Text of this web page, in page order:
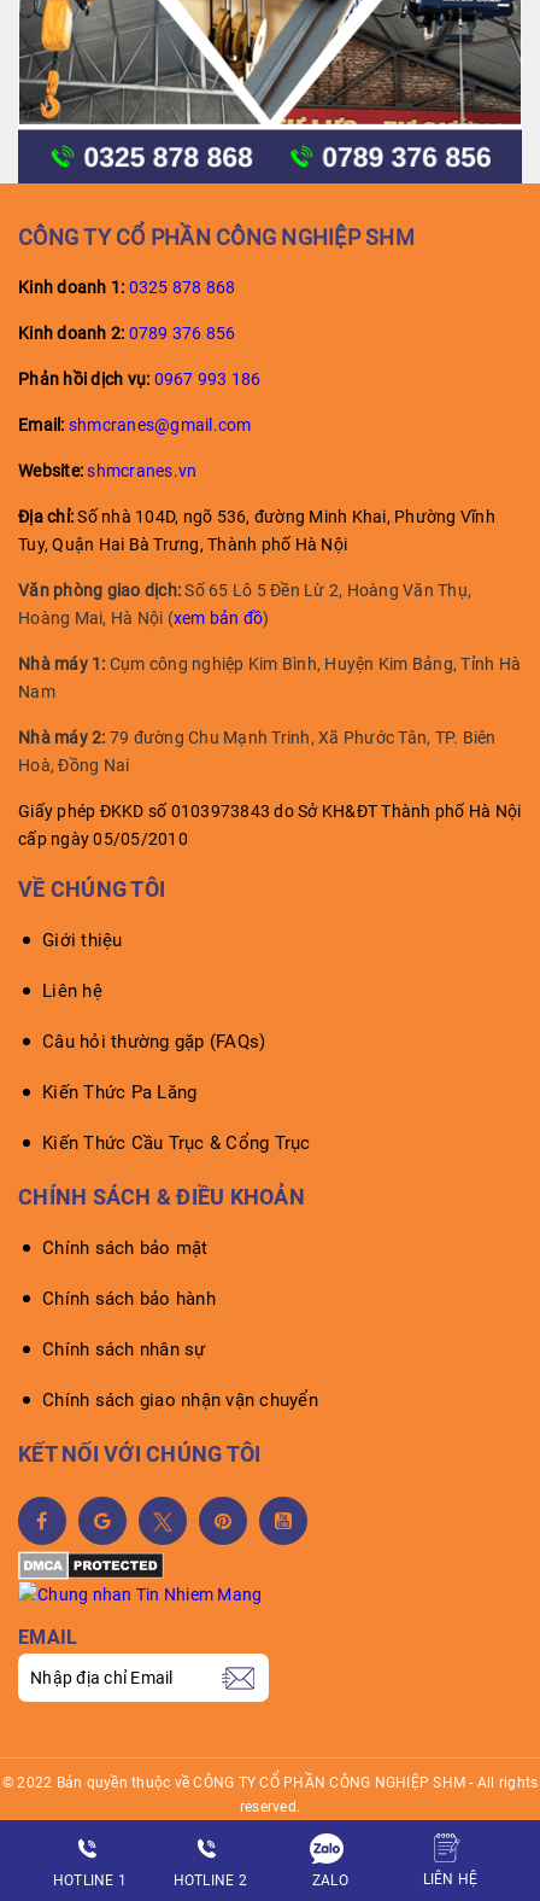
CÔNG TY CỔ PHẦN CÔNG NGHIỆP SHM
Kinh doanh 1: 0325 878 868
Kinh doanh 2: 0789 376 856
Phản hồi dịch vụ: 0967 993 186
Email: shmcranes@gmail.com
Website: shmcranes.vn
Địa chỉ:Số nhà 104D, ngõ 536, đường Minh Khai, Phường Vĩnh
Tuy, Quận Hai Bà Trưng, Thành phố Hà Nội
Văn phòng giao dịch:Số 65 Lô 5 Đền Lừ 2, Hoàng Văn Thụ,
Hoàng Mai, Hà Nội (xem bản đồ)
Nhà máy 1: Cụm công nghiệp Kim Bình, Huyện Kim Bảng, Tỉnh Hà
Nam
Nhà máy 2: 79 đường Chu Mạnh Trinh, Xã Phước Tân, TP. Biên
Hoà, Đồng Nai
Giấy phép ĐKKD số 0103973843 do Sở KH&ĐT Thành phố Hà Nội
cấp ngày 05/05/2010
VỀ CHÚNG TÔI
Giới thiệu
Liên hệ
Câu hỏi thường gặp (FAQs)
Kiến Thức Pa Lăng
Kiến Thức Cầu Trục & Cổng Trục
CHÍNH SÁCH & ĐIỀU KHOẢN
Chính sách bảo mật
Chính sách bảo hành
Chính sách nhân sự
Chính sách giao nhận vận chuyển
KẾT NỐI VỚI CHÚNG TÔI
EMAIL
© 2022 Bản quyền thuộc về CÔNG TY CỔ PHẦN CÔNG NGHIỆP SHM - All rights
reserved.
HOTLINE 1 HOTLINE 2 ZALO LIÊN HỆ